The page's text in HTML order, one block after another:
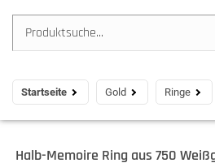
Startseite Gold Ringe
Halb-Memoire Ring aus 750